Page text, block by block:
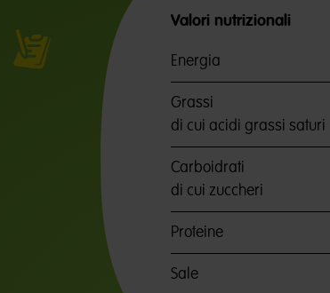
Valori nutrizionali
Energia
Grassi
di cui acidi grassi saturi
Carboidrati
di cui zuccheri
Proteine
Sale